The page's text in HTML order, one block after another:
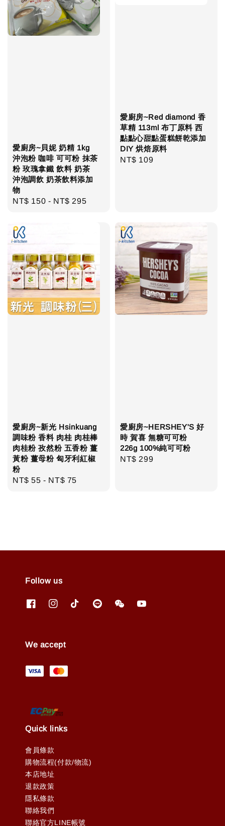
愛廚房~貝妮 奶精 1kg
沖泡粉 咖啡 可可粉 抹茶
粉 玫瑰拿鐵 飲料 奶茶
沖泡調飲 奶茶飲料添加
物
Regular
NT$ 150 - NT$ 295
愛廚房~Red diamond 香
草精 113ml 布丁原料 西
點點心甜點蛋糕餅乾添加
DIY 烘焙原料
Regular
NT$ 109
愛廚房~新光 Hsinkuang
調味粉 香料 肉桂 肉桂棒
肉桂粉 孜然粉 五香粉 薑
黃粉 薑母粉 匈牙利紅椒
粉
Regular
NT$ 55 - NT$ 75
愛廚房~HERSHEY'S 好
時 賀喜 無糖可可粉
226g 100%純可可粉
Regular
NT$ 299
Follow us
We accept
Quick links
會員條款
購物流程(付款/物流)
本店地址
退款政策
隱私條款
聯絡我們
聯絡官方LINE帳號